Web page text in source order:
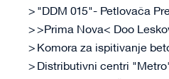
"DDM 015"- Petlovača
>Prima Nova< Doo
Komora za ispitivanje
Distributivni centri